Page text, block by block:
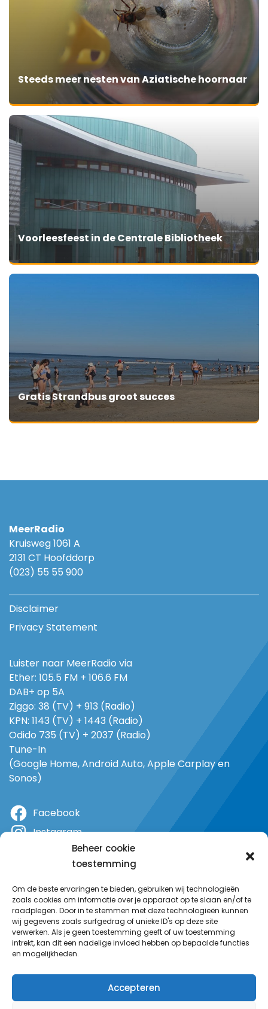
Beheer cookie
toestemming
Om de beste ervaringen te bieden, gebruiken wij technologieën
zoals cookies om informatie over je apparaat op te slaan en/of te
raadplegen. Door in te stemmen met deze technologieën kunnen
wij gegevens zoals surfgedrag of unieke ID's op deze site
verwerken. Als je geen toestemming geeft of uw toestemming
intrekt, kan dit een nadelige invloed hebben op bepaalde functies
en mogelijkheden.
Accepteren
Steeds meer nesten van Aziatische hoornaar
Voorleesfeest in de Centrale Bibliotheek
Gratis Strandbus groot succes
MeerRadio
Kruisweg 1061 A
2131 CT Hoofddorp
(023) 55 55 900
Disclaimer
Privacy Statement
Luister naar MeerRadio via
Ether: 105.5 FM + 106.6 FM
DAB+ op 5A
Ziggo: 38 (TV) + 913 (Radio)
KPN: 1143 (TV) + 1443 (Radio)
Odido 735 (TV) + 2037 (Radio)
Tune-In
(Google Home, Android Auto, Apple Carplay en
Sonos)
Facebook
Instagram
YouTube